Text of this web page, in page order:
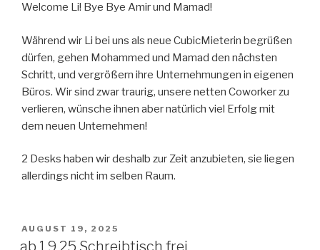
Welcome Li! Bye Bye Amir und Mamad!
Während wir Li bei uns als neue CubicMieterin begrüßen
dürfen, gehen Mohammed und Mamad den nächsten
Schritt, und vergrößern ihre Unternehmungen in eigenen
Büros. Wir sind zwar traurig, unsere netten Coworker zu
verlieren, wünsche ihnen aber natürlich viel Erfolg mit
dem neuen Unternehmen!
2 Desks haben wir deshalb zur Zeit anzubieten, sie liegen
allerdings nicht im selben Raum.
VERÖFFENTLICHT
AM
AUGUST 19, 2025